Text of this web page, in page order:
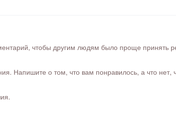
чтобы другим людям было проще принять
Напишите о том, что вам понравилось, а что